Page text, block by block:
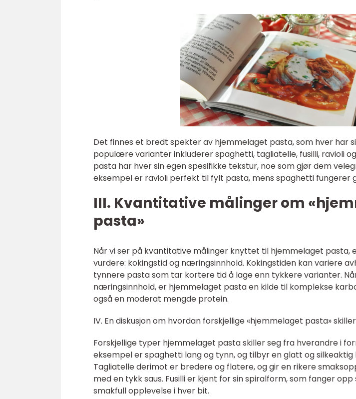
Det finnes et bredt spekter av hjemmelaget pasta, som hver har
populære varianter inkluderer spaghetti, tagliatelle, fusilli, ravioli
pasta har hver sin egen spesifikke tekstur, noe som gjør dem
eksempel er ravioli perfekt til fylt pasta, mens spaghetti fungerer
III. Kvantitative målinger om
pasta»
Når vi ser på kvantitative målinger knyttet til hjemmelaget pasta,
vurdere: kokingstid og næringsinnhold. Kokingstiden kan variere
tynnere pasta som tar kortere tid å lage enn tykkere varianter.
næringsinnhold, er hjemmelaget pasta en kilde til komplekse
også en moderat mengde protein.
IV. En diskusjon om hvordan forskjellige «hjemmelaget pasta»
Forskjellige typer hjemmelaget pasta skiller seg fra hverandre i
eksempel er spaghetti lang og tynn, og tilbyr en glatt og silkeaktig
Tagliatelle derimot er bredere og flatere, og gir en rikere
med en tykk saus. Fusilli er kjent for sin spiralform, som fanger
smakfull opplevelse i hver bit.